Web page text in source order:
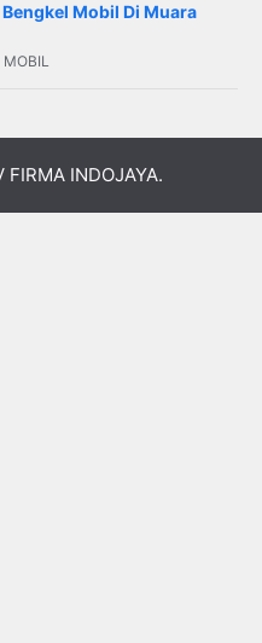
Mobil Di Muara
FIRMA INDOJAYA.